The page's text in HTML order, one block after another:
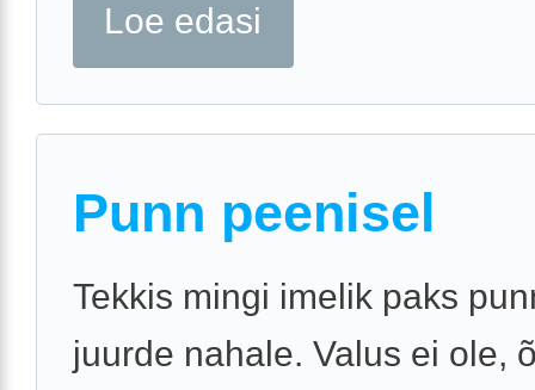
Loe edasi
Punn peenisel
Tekkis mingi imelik paks
juurde nahale. Valus ei ole,